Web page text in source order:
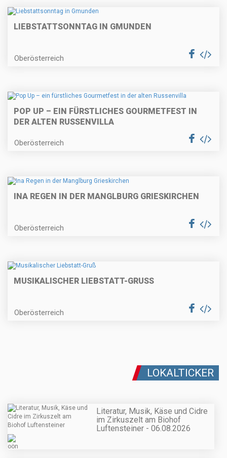
LIEBSTATTSONNTAG IN GMUNDEN
Oberösterreich
POP UP – EIN FÜRSTLICHES GOURMETFEST IN
DER ALTEN RUSSENVILLA
Oberösterreich
INA REGEN IN DER MANGLBURG GRIESKIRCHEN
Oberösterreich
MUSIKALISCHER LIEBSTATT-GRUSS
Oberösterreich
LOKALTICKER
Literatur, Musik, Käse und Cidre
im Zirkuszelt am Biohof
Luftensteiner - 06.08.2026